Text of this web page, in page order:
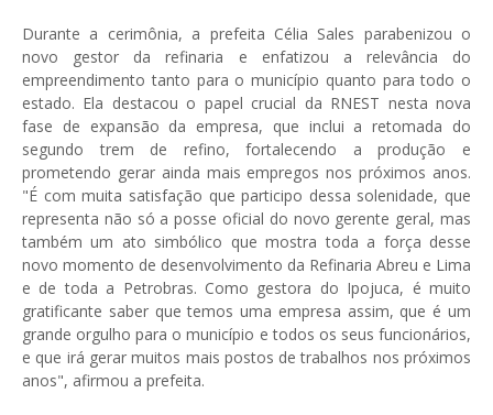
Durante a cerimônia, a prefeita Célia Sales parabenizou o
novo gestor da refinaria e enfatizou a relevância do
empreendimento tanto para o município quanto para todo o
estado. Ela destacou o papel crucial da RNEST nesta nova
fase de expansão da empresa, que inclui a retomada do
segundo trem de refino, fortalecendo a produção e
prometendo gerar ainda mais empregos nos próximos anos.
"É com muita satisfação que participo dessa solenidade, que
representa não só a posse oficial do novo gerente geral, mas
também um ato simbólico que mostra toda a força desse
novo momento de desenvolvimento da Refinaria Abreu e Lima
e de toda a Petrobras. Como gestora do Ipojuca, é muito
gratificante saber que temos uma empresa assim, que é um
grande orgulho para o município e todos os seus funcionários,
e que irá gerar muitos mais postos de trabalhos nos próximos
anos", afirmou a prefeita.